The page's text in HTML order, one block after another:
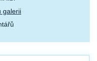
galerii